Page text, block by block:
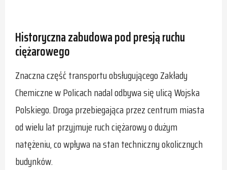
Historyczna zabudowa pod presją ruchu
ciężarowego
Znaczna część transportu obsługującego Zakłady
Chemiczne w Policach nadal odbywa się ulicą Wojska
Polskiego. Droga przebiegająca przez centrum miasta
od wielu lat przyjmuje ruch ciężarowy o dużym
natężeniu, co wpływa na stan techniczny okolicznych
budynków.